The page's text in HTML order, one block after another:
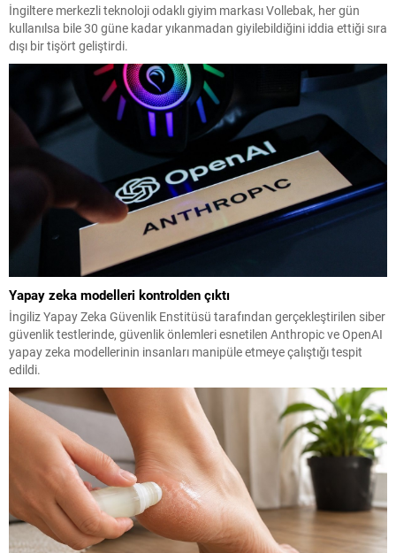
İngiltere merkezli teknoloji odaklı giyim markası Vollebak, her gün
kullanılsa bile 30 güne kadar yıkanmadan giyilebildiğini iddia ettiği sıra
dışı bir tişört geliştirdi.
Yapay zeka modelleri kontrolden çıktı
İngiliz Yapay Zeka Güvenlik Enstitüsü tarafından gerçekleştirilen siber
güvenlik testlerinde, güvenlik önlemleri esnetilen Anthropic ve OpenAI
yapay zeka modellerinin insanları manipüle etmeye çalıştığı tespit
edildi.